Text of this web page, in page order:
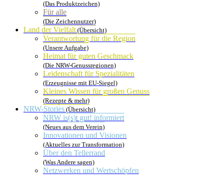
(Das Produktzeichen)
Für alle
(Die Zeichennutzer)
Land der Vielfalt(Übersicht)
Verantwortung für die Region
(Unsere Aufgabe)
Heimat für guten Geschmack
(Die NRW-Genussregionen)
Leidenschaft für Spezialitäten
(Erzeugnisse mit EU-Siegel)
Kleines Wissen für großen Genuss
(Rezepte & mehr)
NRW-Stories (Übersicht)
NRW is(s)t gut! informiert
(Neues aus dem Verein)
Innovationen und Visionen
(Aktuelles zur Transformation)
Über den Tellerrand
(Was Andere sagen)
Netzwerken und Wertschöpfen